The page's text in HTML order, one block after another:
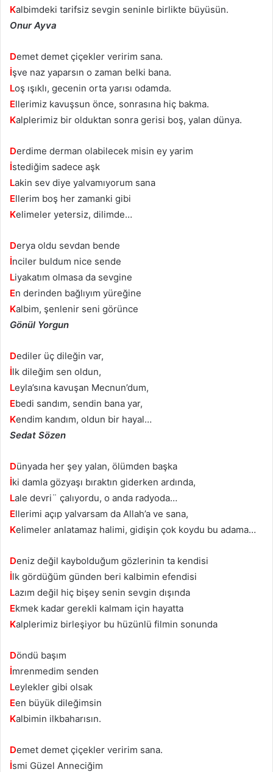
Kalbimdeki tarifsiz sevgin seninle birlikte büyüsün.
Onur Ayva
Demet demet çiçekler veririm sana.
İşve naz yaparsın o zaman belki bana.
Loş ışıklı, gecenin orta yarısı odamda.
Ellerimiz kavuşsun önce, sonrasına hiç bakma.
Kalplerimiz bir olduktan sonra gerisi boş, yalan dünya.
Derdime derman olabilecek misin ey yarim
İstediğim sadece aşk
Lakin sev diye yalvamıyorum sana
Ellerim boş her zamanki gibi
Kelimeler yetersiz, dilimde…
Derya oldu sevdan bende
İnciler buldum nice sende
Liyakatım olmasa da sevgine
En derinden bağlıyım yüreğine
Kalbim, şenlenir seni görünce
Gönül Yorgun
Dediler üç dileğin var,
İlk dileğim sen oldun,
Leyla’sına kavuşan Mecnun’dum,
Ebedi sandım, sendin bana yar,
Kendim kandım, oldun bir hayal…
Sedat Sözen
Dünyada her şey yalan, ölümden başka
İki damla gözyaşı bıraktın giderken ardında,
Lale devri¨ çalıyordu, o anda radyoda…
Ellerimi açıp yalvarsam da Allah’a ve sana,
Kelimeler anlatamaz halimi, gidişin çok koydu bu adama…
Deniz değil kaybolduğum gözlerinin ta kendisi
İlk gördüğüm günden beri kalbimin efendisi
Lazım değil hiç bişey senin sevgin dışında
Ekmek kadar gerekli kalmam için hayatta
Kalplerimiz birleşiyor bu hüzünlü filmin sonunda
Döndü başım
İmrenmedim senden
Leylekler gibi olsak
Een büyük dileğimsin
Kalbimin ilkbaharısın.
Demet demet çiçekler veririm sana.
İsmi Güzel Anneciğim